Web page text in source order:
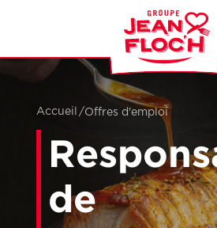
Accueil /Offres d'emploi
de